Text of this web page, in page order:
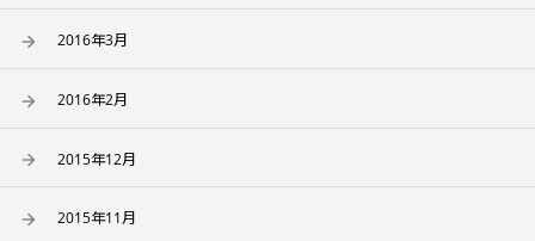
2016年3月
2016年2月
2015年12月
2015年11月